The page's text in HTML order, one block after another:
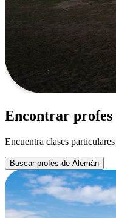
Encontrar profes
Encuentra clases
Buscar profes de Alemán